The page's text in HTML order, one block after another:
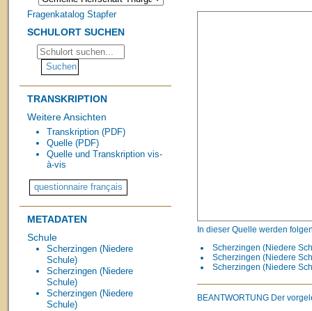
Fragenkatalog Stapfer
SCHULORT SUCHEN
TRANSKRIPTION
Weitere Ansichten
Transkription (PDF)
Quelle (PDF)
Quelle und Transkription vis-
à-vis
METADATEN
Schule
Scherzingen (Niedere
Schule)
Scherzingen (Niedere
Schule)
Scherzingen (Niedere
Schule)
In dieser Quelle werden
Scherzingen (Niedere
Scherzingen (Niedere
Scherzingen (Niedere
BEANTWORTUNG Der